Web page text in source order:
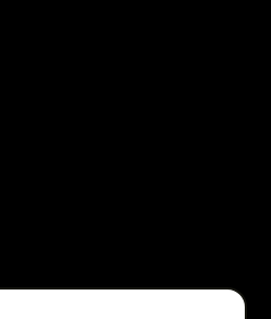
ces représentations
légitimité symbolique et
arnaque financière. Le
de maladie ou de
un rapport de force
deviennent des cibles